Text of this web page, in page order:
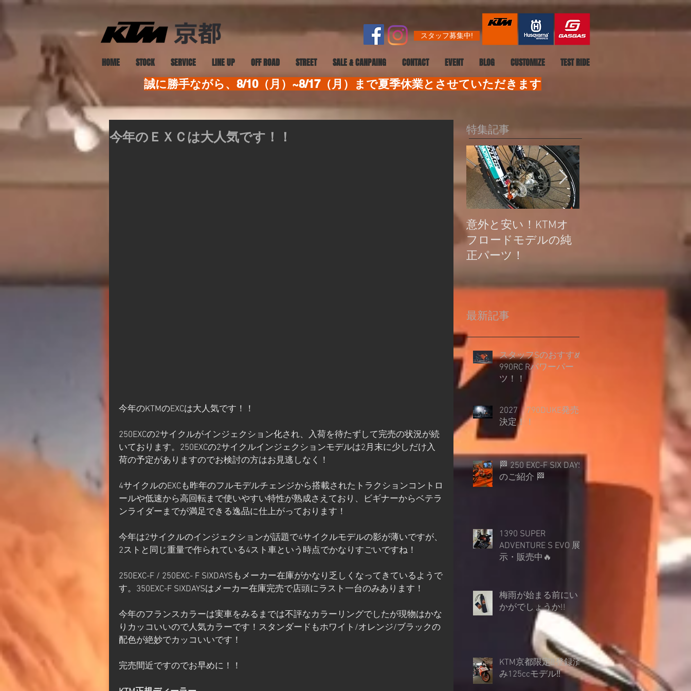
スタッフ募集中!
HOME STOCK SERVICE LINE UP OFF ROAD STREET SALE & CANPAING CONTACT EVENT BLOG CUSTOMIZE TEST RIDE
誠に勝手ながら、8/10（月）~8/17（月）まで夏季休業とさせていただきます
今年のＥＸＣは大人気です！！
今年のKTMのEXCは大人気です！！
250EXCの2サイクルがインジェクション化され、入荷を待たずして完売の状況が続
いております。250EXCの2サイクルインジェクションモデルは2月末に少しだけ入
荷の予定がありますのでお検討の方はお見逃しなく！
4サイクルのEXCも昨年のフルモデルチェンジから搭載されたトラクションコントロ
ールや低速から高回転まで使いやすい特性が熟成さえており、ビギナーからベテラ
ンライダーまでが満足できる逸品に仕上がっております！
今年は2サイクルのインジェクションが話題で4サイクルモデルの影が薄いですが、
2ストと同じ重量で作られている4スト車という時点でかなりすごいですね！
250EXC-F / 250EXC- F SIXDAYSもメーカー在庫がかなり乏しくなってきているようで
す。350EXC-F SIXDAYSはメーカー在庫完売で店頭にラスト一台のみあります！
今年のフランスカラーは実車をみるまでは不評なカラーリングでしたが現物はかな
りカッコいいので人気カラーです！スタンダードもホワイト/オレンジ/ブラックの
配色が絶妙でカッコいいです！
完売間近ですのでお早めに！！
特集記事
意外と安い！KTMオ
フロードモデルの純
正パーツ！
最新記事
スタッフSのおすすめ
990RC Rパワーパー
ツ！！
2027 790DUKE発売
決定！！
🏁 250 EXC-F SIX DAYS
のご紹介 🏁
1390 SUPER
ADVENTURE S EVO 展
示・販売中🔥
梅雨が始まる前にい
かがでしょうか︎!!
KTM京都限定‼登録済
み125ccモデル‼